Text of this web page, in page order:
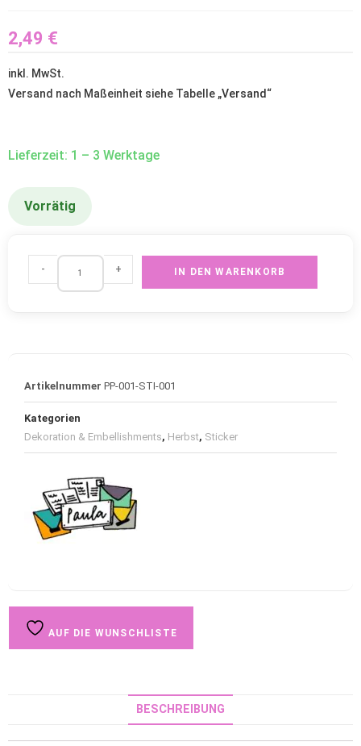
2,49 €
inkl. MwSt.
Versand nach Maßeinheit siehe Tabelle „Versand“
Lieferzeit: 1 – 3 Werktage
Vorrätig
- + IN DEN WARENKORB
Artikelnummer PP-001-STI-001
Kategorien
Dekoration & Embellishments, Herbst, Sticker
AUF DIE WUNSCHLISTE
BESCHREIBUNG